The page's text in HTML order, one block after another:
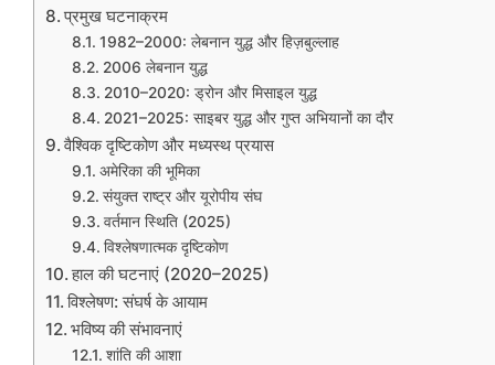
प्रमुख घटनाक्रम
1982–2000: लेबनान युद्ध और हिज़बुल्लाह
2006 लेबनान युद्ध
2010–2020: ड्रोन और मिसाइल युद्ध
2021–2025: साइबर युद्ध और गुप्त अभियानों का दौर
वैश्विक दृष्टिकोण और मध्यस्थ प्रयास
अमेरिका की भूमिका
संयुक्त राष्ट्र और यूरोपीय संघ
वर्तमान स्थिति (2025)
विश्लेषणात्मक दृष्टिकोण
हाल की घटनाएं (2020–2025)
विश्लेषण: संघर्ष के आयाम
भविष्य की संभावनाएं
शांति की आशा